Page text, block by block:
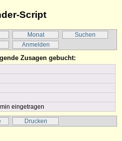
Script
Monat
Suchen
Anmelden
Zusagen gebucht:
eingetragen
Drucken